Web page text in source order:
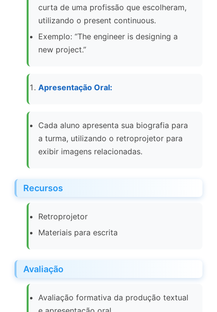
curta de uma profissão que escolheram,
utilizando o present continuous.
Exemplo: “The engineer is designing a
new project.”
Apresentação Oral:
Cada aluno apresenta sua biografia para
a turma, utilizando o retroprojetor para
exibir imagens relacionadas.
Recursos
Retroprojetor
Materiais para escrita
Avaliação
Avaliação formativa da produção textual